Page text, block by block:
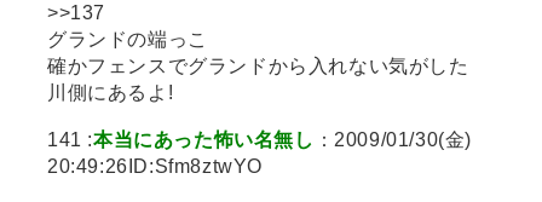
>>137
グランドの端っこ
確かフェンスでグランドから入れない気がした
川側にあるよ!
141 :本当にあった怖い名無し ：2009/01/30(金)
20:49:26ID:Sfm8ztwYO